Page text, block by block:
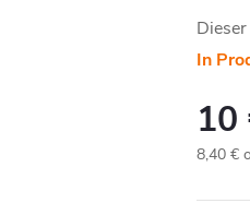
In
10
8,40 €